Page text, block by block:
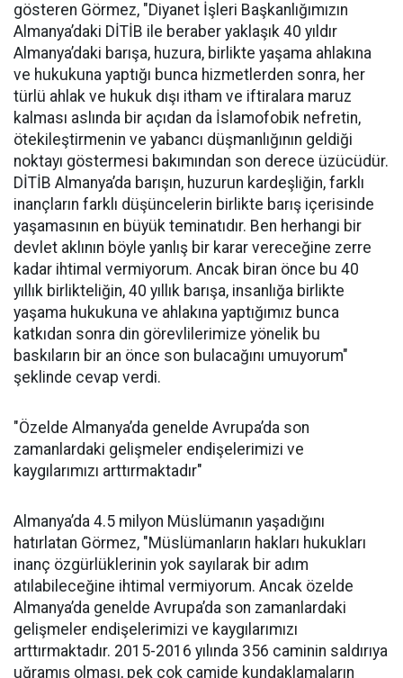
gösteren Görmez, "Diyanet İşleri Başkanlığımızın
Almanya’daki DİTİB ile beraber yaklaşık 40 yıldır
Almanya’daki barışa, huzura, birlikte yaşama ahlakına
ve hukukuna yaptığı bunca hizmetlerden sonra, her
türlü ahlak ve hukuk dışı itham ve iftiralara maruz
kalması aslında bir açıdan da İslamofobik nefretin,
ötekileştirmenin ve yabancı düşmanlığının geldiği
noktayı göstermesi bakımından son derece üzücüdür.
DİTİB Almanya’da barışın, huzurun kardeşliğin, farklı
inançların farklı düşüncelerin birlikte barış içerisinde
yaşamasının en büyük teminatıdır. Ben herhangi bir
devlet aklının böyle yanlış bir karar vereceğine zerre
kadar ihtimal vermiyorum. Ancak biran önce bu 40
yıllık birlikteliğin, 40 yıllık barışa, insanlığa birlikte
yaşama hukukuna ve ahlakına yaptığımız bunca
katkıdan sonra din görevlilerimize yönelik bu
baskıların bir an önce son bulacağını umuyorum"
şeklinde cevap verdi.
"Özelde Almanya’da genelde Avrupa’da son
zamanlardaki gelişmeler endişelerimizi ve
kaygılarımızı arttırmaktadır"
Almanya’da 4.5 milyon Müslümanın yaşadığını
hatırlatan Görmez, "Müslümanların hakları hukukları
inanç özgürlüklerinin yok sayılarak bir adım
atılabileceğine ihtimal vermiyorum. Ancak özelde
Almanya’da genelde Avrupa’da son zamanlardaki
gelişmeler endişelerimizi ve kaygılarımızı
arttırmaktadır. 2015-2016 yılında 356 caminin saldırıya
uğramış olması, pek çok camide kundaklamaların